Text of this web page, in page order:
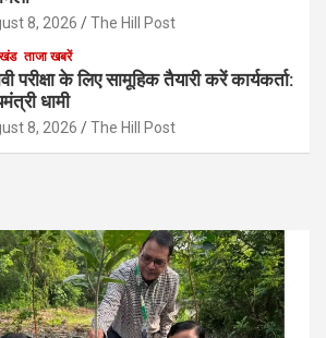
8, 2026 The Hill Post
ताजा खबरें
परीक्षा के लिए सामूहिक तैयारी करें कार्यकर्ता:
धामी
8, 2026 The Hill Post